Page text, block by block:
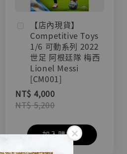
【店內現貨】
Competitive Toys
1/6 可動系列 2022
世足 阿根廷隊 梅西
Lionel Messi
[CM001]
NT$ 4,000
NT$ 5,200
加入購物車